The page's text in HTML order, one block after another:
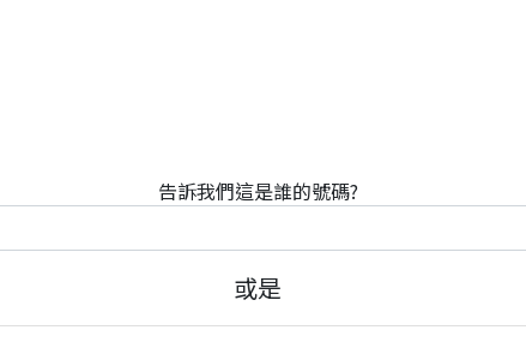
告訴我們這是誰的號碼?
或是